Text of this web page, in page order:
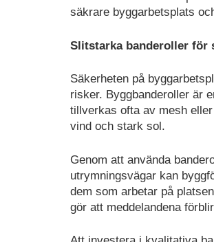
säkrare byggarbetsplats
Slitstarka banderoller för
Säkerheten på
risker. Byggbanderoller är
tillverkas ofta av mesh
vind och stark sol.
Genom att använda
utrymningsvägar kan
dem som arbetar på
gör att meddelandena